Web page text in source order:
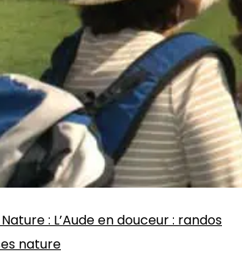
Nature: L’Aude en douceur : randos
nature